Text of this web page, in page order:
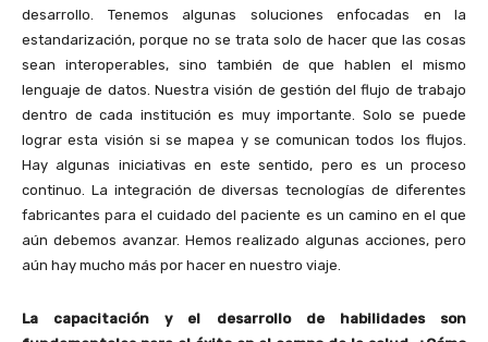
desarrollo. Tenemos algunas soluciones enfocadas en la
estandarización, porque no se trata solo de hacer que las cosas
sean interoperables, sino también de que hablen el mismo
lenguaje de datos. Nuestra visión de gestión del flujo de trabajo
dentro de cada institución es muy importante. Solo se puede
lograr esta visión si se mapea y se comunican todos los flujos.
Hay algunas iniciativas en este sentido, pero es un proceso
continuo. La integración de diversas tecnologías de diferentes
fabricantes para el cuidado del paciente es un camino en el que
aún debemos avanzar. Hemos realizado algunas acciones, pero
aún hay mucho más por hacer en nuestro viaje.
La capacitación y el desarrollo de habilidades son